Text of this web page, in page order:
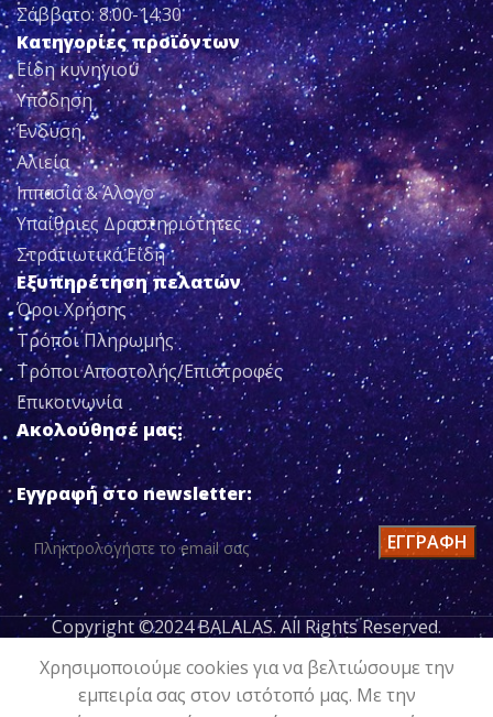
Σάββατο: 8:00-14:30
Κατηγορίες προϊόντων
Είδη κυνηγιού
Υπόδηση
Ένδυση
Αλιεία
Ιππασία & Άλογο
Υπαίθριες Δραστηριότητες
Στρατιωτικά Είδη
Εξυπηρέτηση πελατών
Όροι Χρήσης
Τρόποι Πληρωμής
Τρόποι Αποστολής/Επιστροφές
Επικοινωνία
Ακολούθησέ μας:
Εγγραφή στο newsletter:
Copyright ©2024 BALALAS. All Rights Reserved.
Χρησιμοποιούμε cookies για να βελτιώσουμε την
εμπειρία σας στον ιστότοπό μας. Με την
HELLY
HANSEN
144,00€
ΠΡΟΣΘΉΚΗ
ΣΤΟ